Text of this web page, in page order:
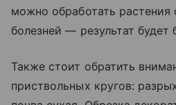
можно обработать растения
болезней — результат
Также стоит обратить
приствольных кругов: